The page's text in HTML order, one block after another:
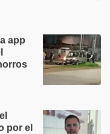
app
por el